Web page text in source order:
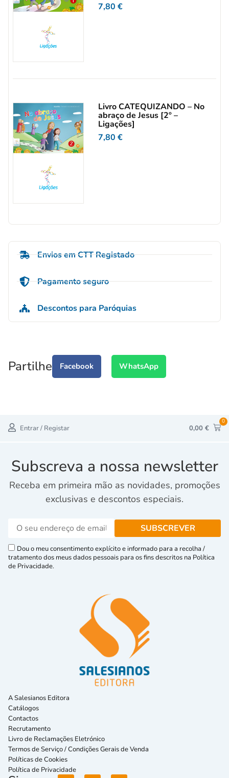
7,80€
Livro CATEQUIZANDO – No
abraço de Jesus [2º –
Ligações]
7,80€
Envios em CTT Registado
Pagamento seguro
Descontos para Paróquias
Partilhe Facebook WhatsApp
Entrar / Registar 0,00 €
0
Subscreva a nossa newsletter
Receba em primeira mão as novidades, promoções
exclusivas e descontos especiais.
Dou o meu consentimento explícito e informado para a recolha /
tratamento dos meus dados pessoais para os fins descritos na Política
de Privacidade.
A Salesianos Editora
Catálogos
Contactos
Recrutamento
Livro de Reclamações Eletrónico
Termos de Serviço / Condições Gerais de Venda
Políticas de Cookies
Política de Privacidade